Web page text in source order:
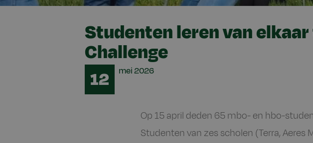
Studenten leren van
Challenge
12 mei2026
Op 15 april deden 65 mbo- en hbo-
Studenten van zes scholen (Terra, Aeres